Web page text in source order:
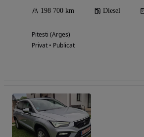
198 700 km Diesel
Pitesti (Arges)
Privat • Publicat